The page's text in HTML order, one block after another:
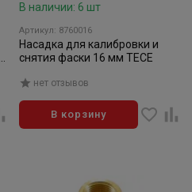
В наличии: 6 шт
Артикул: 8760016
Насадка для калибровки и
снятия фаски 16 мм TECE
нет отзывов
В корзину